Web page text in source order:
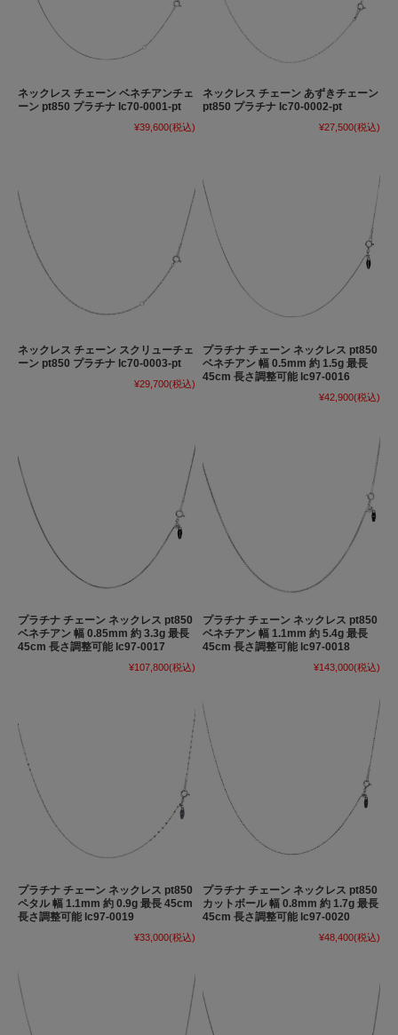
ネックレス チェーン ベネチアンチェ
ーン pt850 プラチナ lc70-0001-pt
¥39,600(税込)
ネックレス チェーン あずきチェーン
pt850 プラチナ lc70-0002-pt
¥27,500(税込)
ネックレス チェーン スクリューチェ
ーン pt850 プラチナ lc70-0003-pt
¥29,700(税込)
プラチナ チェーン ネックレス pt850
ベネチアン 幅 0.5mm 約 1.5g 最長
45cm 長さ調整可能 lc97-0016
¥42,900(税込)
プラチナ チェーン ネックレス pt850
ベネチアン 幅 0.85mm 約 3.3g 最長
45cm 長さ調整可能 lc97-0017
¥107,800(税込)
プラチナ チェーン ネックレス pt850
ベネチアン 幅 1.1mm 約 5.4g 最長
45cm 長さ調整可能 lc97-0018
¥143,000(税込)
プラチナ チェーン ネックレス pt850
ペタル 幅 1.1mm 約 0.9g 最長 45cm
長さ調整可能 lc97-0019
¥33,000(税込)
プラチナ チェーン ネックレス pt850
カットボール 幅 0.8mm 約 1.7g 最長
45cm 長さ調整可能 lc97-0020
¥48,400(税込)